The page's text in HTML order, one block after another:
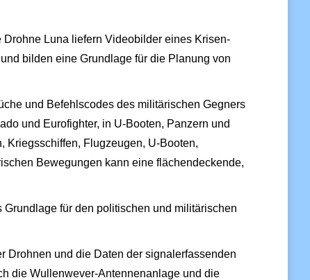
Luna liefern Videobilder eines Krisen-
bilden eine Grundlage für die Planung von
und Befehlscodes des militärischen Gegners
und Eurofighter, in U-Booten, Panzern und
Kriegsschiffen, Flugzeugen, U-Booten,
Bewegungen kann eine flächendeckende,
für den politischen und militärischen
Drohnen und die Daten der signalerfassenden
die Wullenwever-Antennenanlage und die